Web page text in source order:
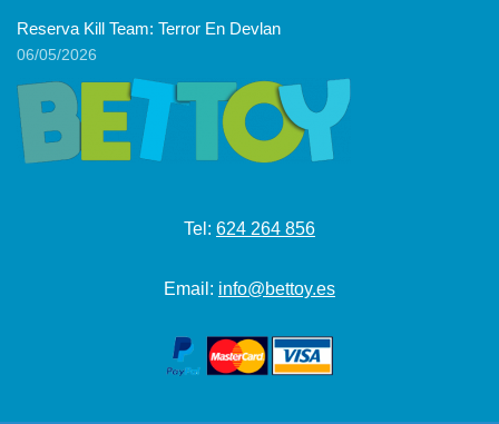
Reserva Kill Team: Terror En Devlan
06/05/2026
Tel: 624 264 856
Email: info@bettoy.es